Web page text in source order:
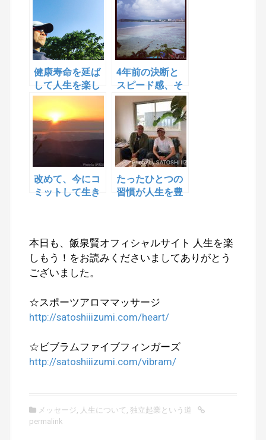
します！
健康寿命を延ば
して人生を楽し
もう！ 会社員を
辞めたから出来
ることをやって
いきます！
4年前の決断と
スピード感、そ
していまは
改めて、今にコ
ミットして生き
たったひとつの
習慣が人生を豊
本日も、飯泉賢オフィシャルサイト 人生を楽
しもう！をお読みくださいましてありがとう
ございました。
☆スポーツアロママッサージ
http://satoshiiizumi.com/heart/
☆ビブラムファイブフィンガーズ
http://satoshiiizumi.com/vibram/
メッセージ, 人生について , 独立起業という道
permalink